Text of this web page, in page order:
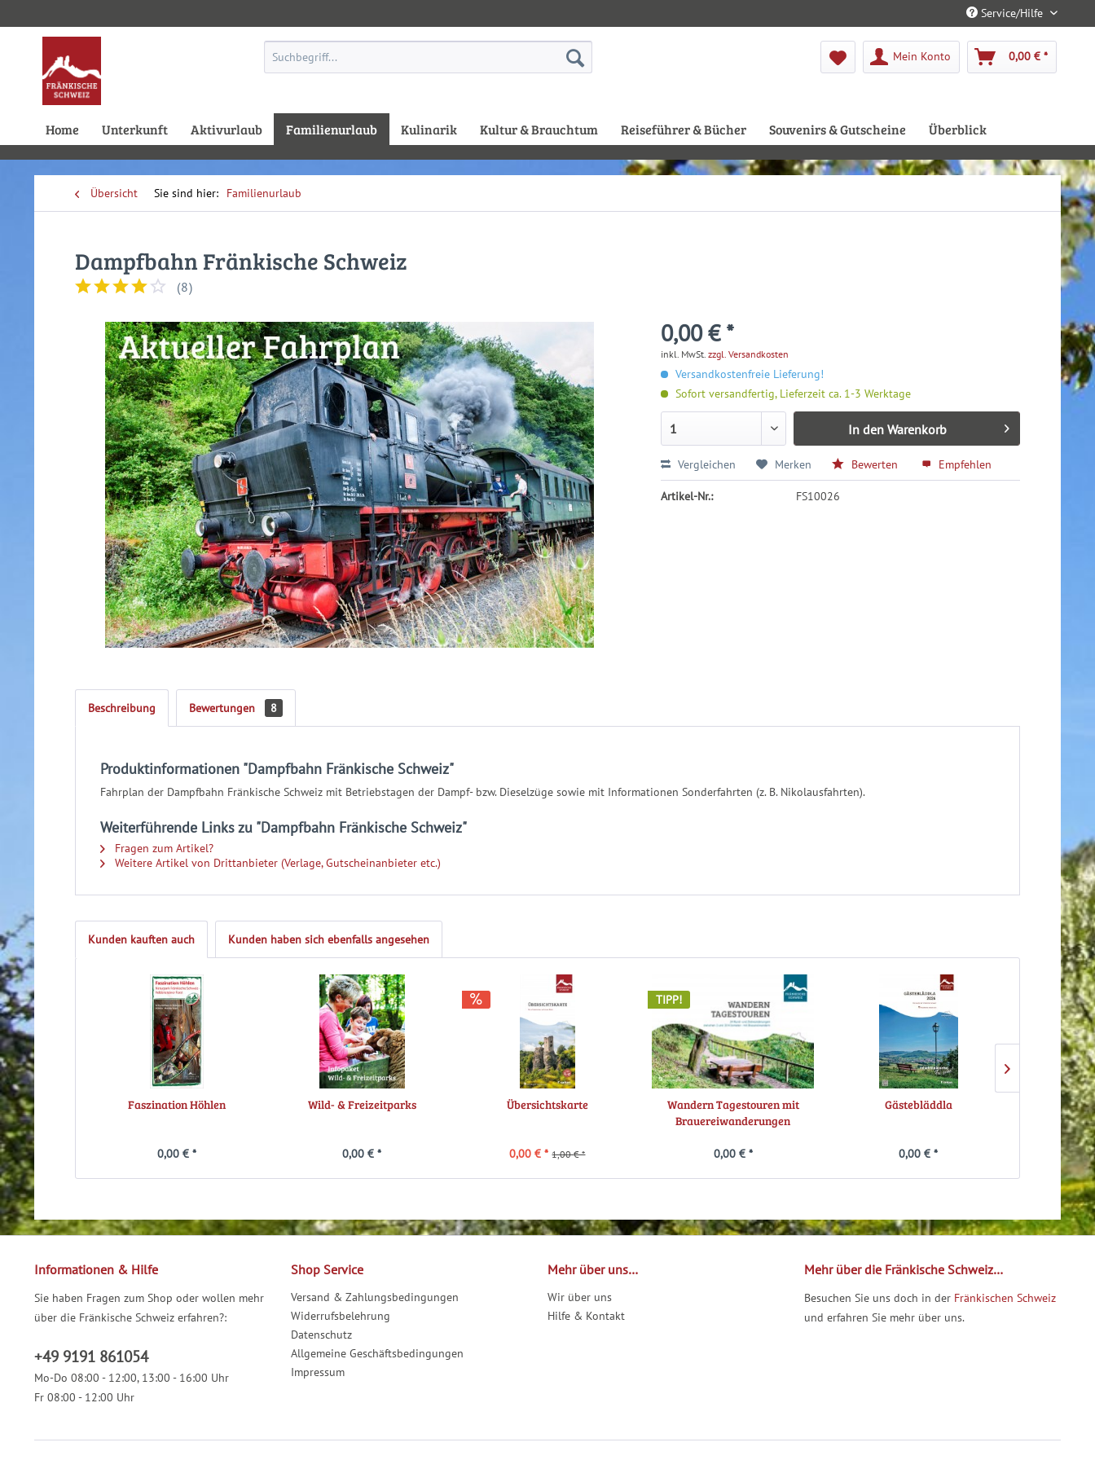
Service/Hilfe
Mein Konto 0,00 € *
Home Unterkunft Aktivurlaub Familienurlaub Kulinarik Kultur & Brauchtum Reiseführer & Bücher Souvenirs & Gutscheine Überblick
Übersicht Familienurlaub
Dampfbahn Fränkische Schweiz
(8)
0,00 € *
inkl. MwSt.zzgl. Versandkosten
Versandkostenfreie Lieferung!
Sofort versandfertig, Lieferzeit ca. 1-3 Werktage
In den Warenkorb
Vergleichen Merken Bewerten Empfehlen
Artikel-Nr.: FS10026
Beschreibung Bewertungen 8
Produktinformationen "Dampfbahn Fränkische Schweiz"
Fahrplan der Dampfbahn Fränkische Schweiz mit Betriebstagen der Dampf- bzw. Dieselzüge sowie mit Informationen Sonderfahrten (z. B. Nikolausfahrten).
Weiterführende Links zu "Dampfbahn Fränkische Schweiz"
Fragen zum Artikel?
Weitere Artikel von Drittanbieter (Verlage, Gutscheinanbieter etc.)
Kunden kauften auch Kunden haben sich ebenfalls angesehen
Faszination Höhlen
0,00 € *
Wild- & Freizeitparks
0,00 € *
Übersichtskarte
0,00 € * 1,00 € *
TIPP!
Wandern Tagestouren mit
Brauereiwanderungen
0,00 € *
Gästebläddla
0,00 € *
Informationen & Hilfe
Sie haben Fragen zum Shop oder wollen mehr
über die Fränkische Schweiz erfahren?:
+49 9191 861054
Mo-Do 08:00 - 12:00, 13:00 - 16:00 Uhr
Fr 08:00 - 12:00 Uhr
Shop Service
Versand & Zahlungsbedingungen
Widerrufsbelehrung
Datenschutz
Allgemeine Geschäftsbedingungen
Impressum
Mehr über uns…
Wir über uns
Hilfe & Kontakt
Mehr über die Fränkische Schweiz…
Besuchen Sie uns doch in der Fränkischen Schweiz
und erfahren Sie mehr über uns.